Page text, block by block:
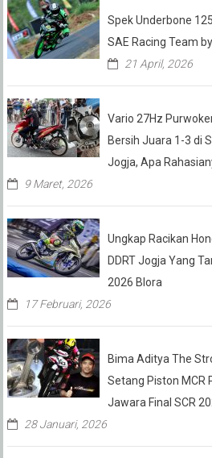
Spek Underbone
SAE Racing Team
21 April, 2026
Vario 27Hz
Bersih Juara 1-3 di
Jogja, Apa
9 Maret, 2026
Ungkap Racikan
DDRT Jogja Yang
2026 Blora
17 Februari, 2026
Bima Aditya The
Setang Piston MCR
Jawara Final SCR
28 Januari, 2026